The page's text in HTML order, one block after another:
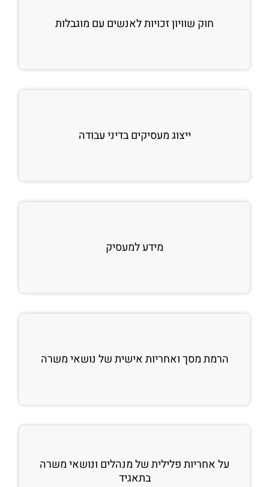
חוק שוויון זכויות לאנשים עם מוגבלות
ייצוג מעסיקים בדיני עבודה
מידע למעסיק
הרמת מסך ואחריות אישית של נושאי משרה
על אחריות פלילית של מנהלים ונושאי משרה
בתאגיד